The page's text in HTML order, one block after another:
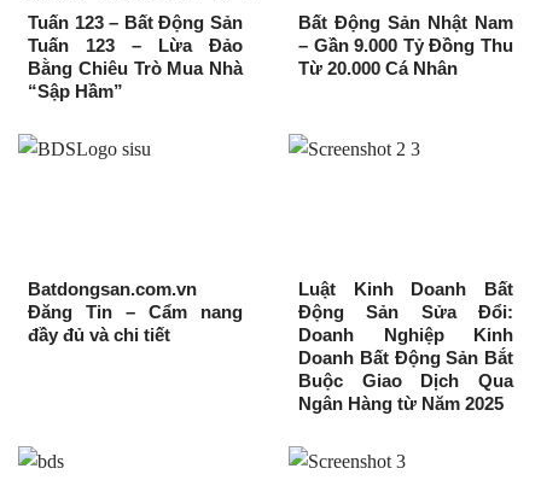
Tuấn 123 – Bất Động Sản
Tuấn 123 – Lừa Đảo
Bằng Chiêu Trò Mua Nhà
“Sập Hầm”
Bất Động Sản Nhật Nam
– Gần 9.000 Tỷ Đồng Thu
Từ 20.000 Cá Nhân
Batdongsan.com.vn
Đăng Tin – Cẩm nang
đầy đủ và chi tiết
Luật Kinh Doanh Bất
Động Sản Sửa Đổi:
Doanh Nghiệp Kinh
Doanh Bất Động Sản Bắt
Buộc Giao Dịch Qua
Ngân Hàng từ Năm 2025